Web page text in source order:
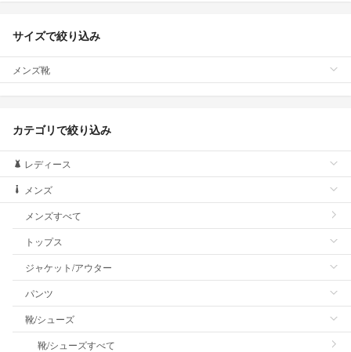
サイズで絞り込み
メンズ靴
カテゴリで絞り込み
レディース
メンズ
メンズすべて
トップス
ジャケット/アウター
パンツ
靴/シューズ
靴/シューズすべて